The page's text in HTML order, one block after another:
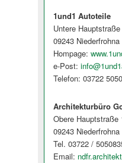
1und1 Autoteile
Untere
09243 Niederfrohna
Hompage:
e-Post:
Telefon: 03722
Architekturbüro
Obere Hauptstraße
09243 Niederfrohna
Tel. 03722 /
Email: